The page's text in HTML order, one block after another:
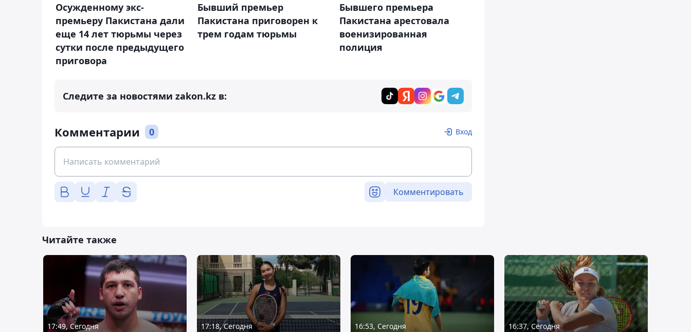
Осужденному экс-
премьеру Пакистана дали
еще 14 лет тюрьмы через
сутки после предыдущего
приговора
Бывший премьер
Пакистана приговорен к
трем годам тюрьмы
Бывшего премьера
Пакистана арестовала
военизированная
полиция
Следите за новостями zakon.kz в:
Комментарии 0 Вход
Комментировать
Читайте также
17:49, Сегодня 17:18, Сегодня 16:53, Сегодня 16:37, Сегодня